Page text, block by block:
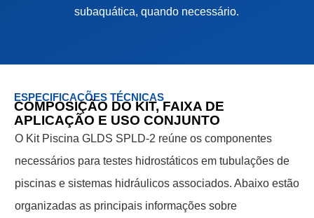
subaquática, quando necessário.
ESPECIFICAÇÕES TÉCNICAS
COMPOSIÇÃO DO KIT, FAIXA DE
APLICAÇÃO E USO CONJUNTO
O Kit Piscina GLDS SPLD-2 reúne os componentes
necessários para testes hidrostáticos em tubulações de
piscinas e sistemas hidráulicos associados. Abaixo estão
organizadas as principais informações sobre